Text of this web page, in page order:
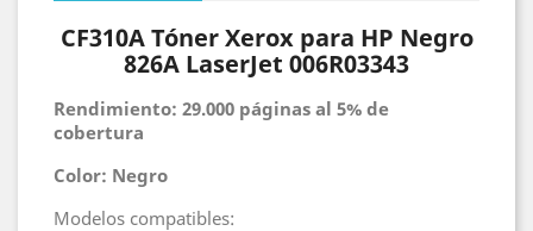
CF310A Tóner Xerox para HP Negro
826A LaserJet 006R03343
Rendimiento: 29.000 páginas al 5% de
cobertura
Color: Negro
Modelos compatibles: